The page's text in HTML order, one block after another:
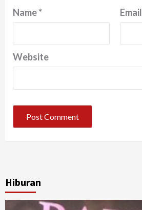
Name* Email
Website
Hiburan